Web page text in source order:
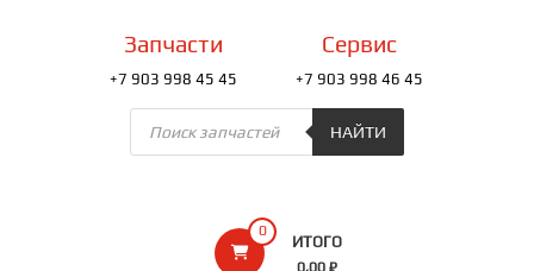
0
ИТОГО
0,00 ₽
Запчасти
+7 903 998 45 45
Сервис
+7 903 998 46 45
Поиск
товаров
НАЙТИ